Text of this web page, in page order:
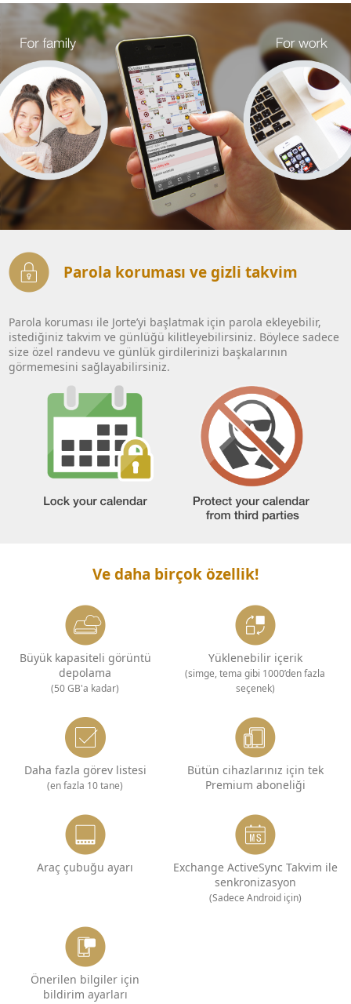
Parola koruması ve gizli takvim
Parola koruması ile Jorte’yi başlatmak için parola ekleyebilir,
istediğiniz takvim ve günlüğü kilitleyebilirsiniz. Böylece sadece
size özel randevu ve günlük girdilerinizi başkalarının
görmemesini sağlayabilirsiniz.
Ve daha birçok özellik!
Büyük kapasiteli görüntü
depolama
(50 GB'a kadar)
Yüklenebilir içerik
(simge, tema gibi 1000’den fazla
seçenek)
Daha fazla görev listesi
(en fazla 10 tane)
Bütün cihazlarınız için tek
Premium aboneliği
Araç çubuğu ayarı
Exchange ActiveSync Takvim ile
senkronizasyon
(Sadece Android için)
Önerilen bilgiler için
bildirim ayarları